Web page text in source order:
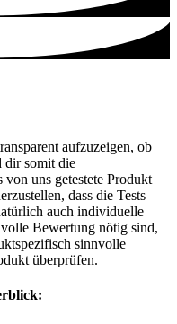
aufzuzeigen, ob
dir somit die
uns getestete Produkt
dass die Tests
auch individuelle
Bewertung nötig sind,
sinnvolle
überprüfen.